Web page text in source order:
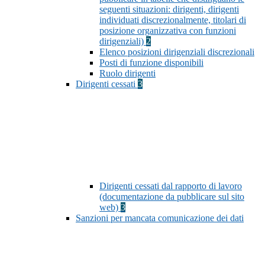
seguenti situazioni: dirigenti, dirigenti
individuati discrezionalmente, titolari di
posizione organizzativa con funzioni
dirigenziali) 2
Elenco posizioni dirigenziali discrezionali
Posti di funzione disponibili
Ruolo dirigenti
Dirigenti cessati 3
Dirigenti cessati dal rapporto di lavoro
(documentazione da pubblicare sul sito
web) 3
Sanzioni per mancata comunicazione dei dati